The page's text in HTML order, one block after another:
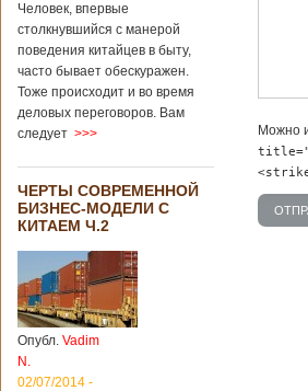
квадратных
километров.
Сообщается, что
рудник состоит из
функциональных
Подробнее...
Опубликовано
для туристов
вещи в Китае
Традиции и образ
жизни жителей
Китая существенно
отличаются от
Человек, впервые
столкнувшийся с манерой
поведения китайцев в быту,
часто бывает обескуражен.
Тоже происходит и во время
деловых переговоров. Вам
следует >>>
ЧЕРТЫ СОВРЕМЕННОЙ
БИЗНЕС-МОДЕЛИ С
КИТАЕМ Ч.2
Опубл. Vadim
N.
02/07/2014 -
Можно